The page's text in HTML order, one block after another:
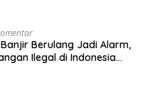
Berulang Jadi Alarm,
Ilegal di Indonesia